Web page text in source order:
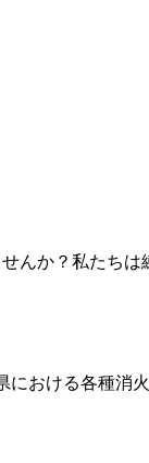
んか？私たち
における各種消